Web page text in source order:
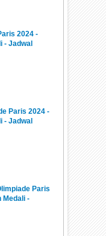
2024 -
- Jadwal
Paris 2024 -
- Jadwal
Paris
Medali -